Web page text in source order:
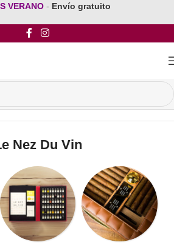
VERANO - Envío gratuito
Vin
Nez Du Vin